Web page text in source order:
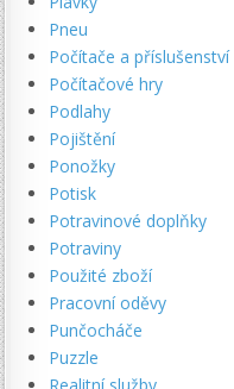
Pneu
Počítače a příslušenství
Počítačové hry
Podlahy
Pojištění
Ponožky
Potisk
Potravinové doplňky
Potraviny
Použité zboží
Pracovní oděvy
Punčocháče
Puzzle